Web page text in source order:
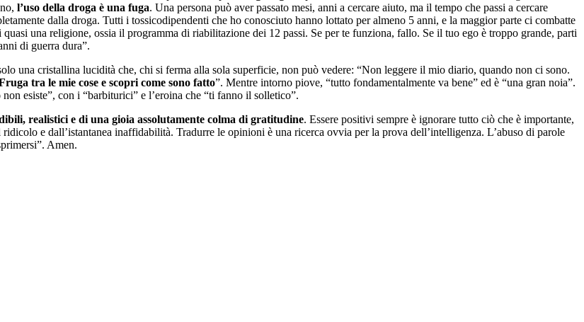
l’uso della droga è una fuga. Una persona può aver passato mesi, anni a cercare aiuto, ma il tempo che passi a cercare
dalla droga. Tutti i tossicodipendenti che ho conosciuto hanno lottato per almeno 5 anni, e la maggior parte ci combatte
una religione, ossia il programma di riabilitazione dei 12 passi. Se per te funziona, fallo. Se il tuo ego è troppo grande, parti
di guerra dura”.
una cristallina lucidità che, chi si ferma alla sola superficie, non può vedere: “Non leggere il mio diario, quando non ci sono.
tra le mie cose e scopri come sono fatto”. Mentre intorno piove, “tutto fondamentalmente va bene” ed è “una gran noia”.
esiste”, con i “barbiturici” e l’eroina che “ti fanno il solletico”.
realistici e di una gioia assolutamente colma di gratitudine. Essere positivi sempre è ignorare tutto ciò che è importante,
e dall’istantanea inaffidabilità. Tradurre le opinioni è una ricerca ovvia per la prova dell’intelligenza. L’abuso di parole
Amen.